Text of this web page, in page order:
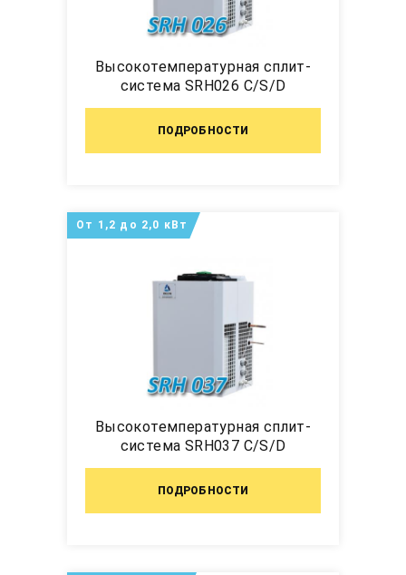
Высокотемпературная сплит-
система SRH026 C/S/D
ПОДРОБНОСТИ
Высокотемпературная сплит-
система SRH037 C/S/D
ПОДРОБНОСТИ
От 1,2 до 2,0 кВт